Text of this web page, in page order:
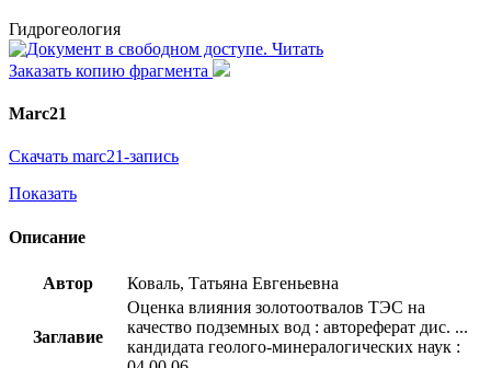
Гидрогеология
Читать
Заказать копию фрагмента
Marc21
Скачать marc21-запись
Показать
Описание
Автор Коваль, Татьяна Евгеньевна
Заглавие
Оценка влияния золотоотвалов ТЭС на
качество подземных вод : автореферат дис. ...
кандидата геолого-минералогических наук :